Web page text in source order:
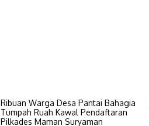
Ribuan Warga Desa Pantai Bahagia
Tumpah Ruah Kawal Pendaftaran
Pilkades Maman Suryaman